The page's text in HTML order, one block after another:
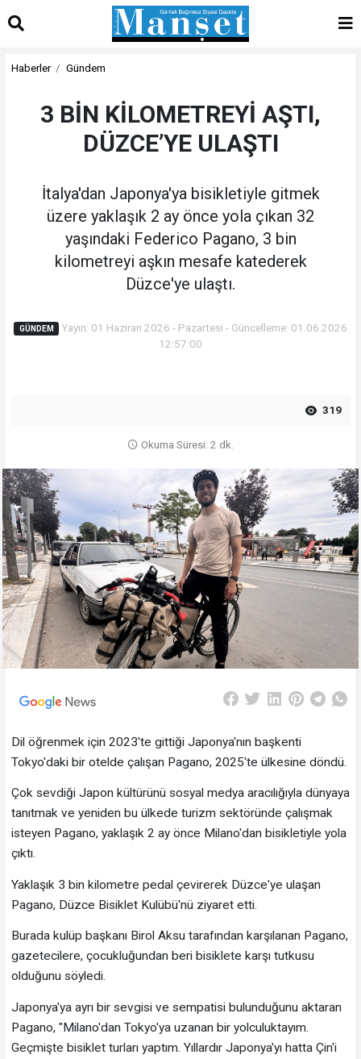
Haberler Gündem
3 BİN KİLOMETREYİ AŞTI,
DÜZCE’YE ULAŞTI
İtalya'dan Japonya'ya bisikletiyle gitmek
üzere yaklaşık 2 ay önce yola çıkan 32
yaşındaki Federico Pagano, 3 bin
kilometreyi aşkın mesafe katederek
Düzce'ye ulaştı.
GÜNDEM
Yayın: 01 Haziran 2026 - Pazartesi - Güncelleme: 01.06.2026
12:57:00
319
Okuma Süresi: 2 dk.
Dil öğrenmek için 2023'te gittiği Japonya'nın başkenti
Tokyo'daki bir otelde çalışan Pagano, 2025'te ülkesine döndü.
Çok sevdiği Japon kültürünü sosyal medya aracılığıyla dünyaya
tanıtmak ve yeniden bu ülkede turizm sektöründe çalışmak
isteyen Pagano, yaklaşık 2 ay önce Milano'dan bisikletiyle yola
çıktı.
Yaklaşık 3 bin kilometre pedal çevirerek Düzce'ye ulaşan
Pagano, Düzce Bisiklet Kulübü'nü ziyaret etti.
Burada kulüp başkanı Birol Aksu tarafından karşılanan Pagano,
gazetecilere, çocukluğundan beri bisiklete karşı tutkusu
olduğunu söyledi.
Japonya'ya ayrı bir sevgisi ve sempatisi bulunduğunu aktaran
Pagano, "Milano'dan Tokyo'ya uzanan bir yolculuktayım.
Geçmişte bisiklet turları yaptım. Yıllardır Japonya'yı hatta Çin'i